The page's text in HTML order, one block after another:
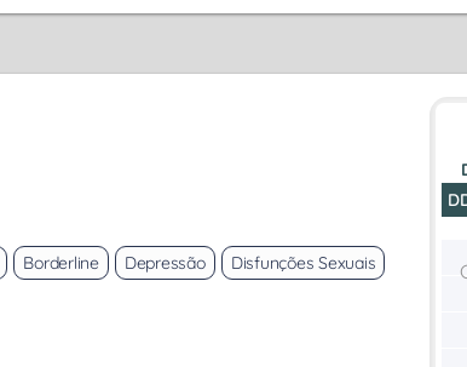
Borderline Depressão Disfunções Sexuais